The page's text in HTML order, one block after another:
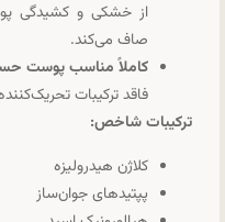
از خشکی و کشیدگی
صاف می‌کند.
کاملاً مناسب پوست
فاقد ترکیبات
ترکیبات شاخص:
کلاژن هیدرولیزه
پپتیدهای جوان‌ساز